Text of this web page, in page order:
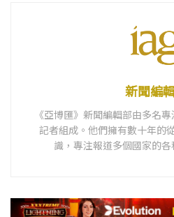
新聞編
《亞博匯》新聞編輯部由多名
記者組成。他們擁有數十年的
識，專注報道多個國家的各